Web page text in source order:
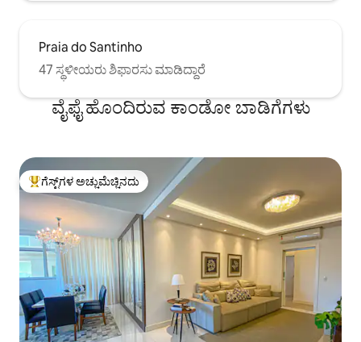
Praia do Santinho
47 ಸ್ಥಳೀಯರು ಶಿಫಾರಸು ಮಾಡಿದ್ದಾರೆ
ವೈಫೈ ಹೊಂದಿರುವ ಕಾಂಡೋ ಬಾಡಿಗೆಗಳು
ಗೆಸ್ಟ್‌ಗಳಿಗೆ ಅತಿ ಹೆಚ್ಚು ಅಚ್ಚುಮೆಚ್ಚಿನದು
ಗೆಸ್ಟ್‌ಗಳ ಅಚ್ಚುಮೆಚ್ಚಿನದು